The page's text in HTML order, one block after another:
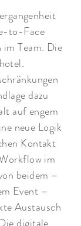
to-Face
Team. Die
dazu
auf engem
neue Logik
Kontakt
im
beidem –
Event –
Austausch
digitale